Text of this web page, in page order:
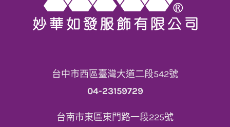
台中市西區臺灣大道二段542號
04-23159729
台南市東區東門路一段225號